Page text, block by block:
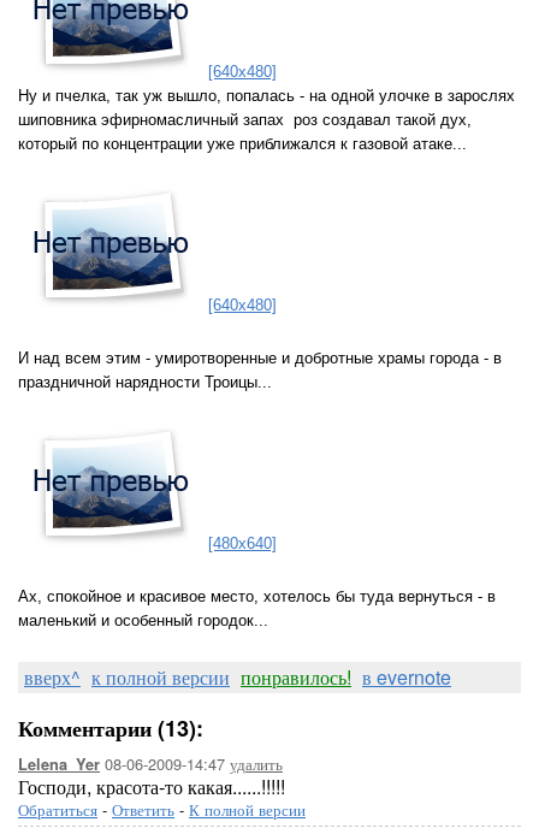
[640x480]
Ну и пчелка, так уж вышло, попалась - на одной улочке в зарослях
шиповника эфирномасличный запах роз создавал такой дух,
который по концентрации уже приближался к газовой атаке...
[640x480]
И над всем этим - умиротворенные и добротные храмы города - в
праздничной нарядности Троицы...
[480x640]
Ах, спокойное и красивое место, хотелось бы туда вернуться - в
маленький и особенный городок...
вверх^ к полной версии понравилось! в evernote
Комментарии (13):
Lelena_Yer 08-06-2009-14:47 удалить
Господи, красота-то какая......!!!!!
Обратиться - Ответить - К полной версии